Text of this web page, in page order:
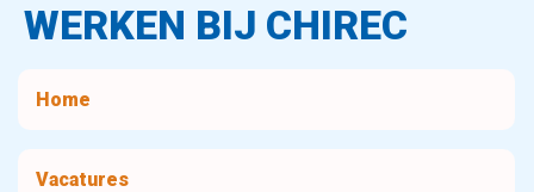
WERKEN BIJ CHIREC
Home
Vacatures